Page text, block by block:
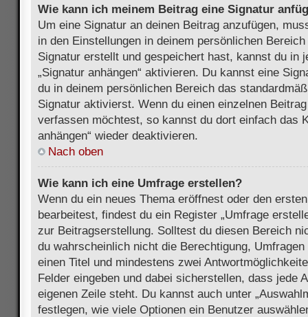
Wie kann ich meinem Beitrag eine Signatur
Um eine Signatur an deinen Beitrag anzufügen,
in den Einstellungen in deinem persönlichen
Signatur erstellt und gespeichert hast, kannst du in
„Signatur anhängen“ aktivieren. Du kannst eine
du in deinem persönlichen Bereich das
Signatur aktivierst. Wenn du einen einzelnen
verfassen möchtest, so kannst du dort einfach das
anhängen“ wieder deaktivieren.
Nach oben
Wie kann ich eine Umfrage erstellen?
Wenn du ein neues Thema eröffnest oder den
bearbeitest, findest du ein Register „Umfrage
zur Beitragserstellung. Solltest du diesen Bereich
du wahrscheinlich nicht die Berechtigung,
einen Titel und mindestens zwei
Felder eingeben und dabei sicherstellen, dass jede
eigenen Zeile steht. Du kannst auch unter
festlegen, wie viele Optionen ein Benutzer